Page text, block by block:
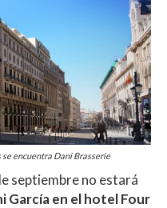
se encuentra Dani Brasserie
septiembre no estará
García en el hotel Four